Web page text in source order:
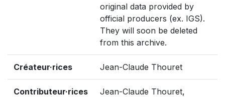
original data provided by
official producers (ex. IGS).
They will soon be deleted
from this archive.
Créateur·rices Jean-Claude Thouret
Contributeur·rices
Jean-Claude Thouret,